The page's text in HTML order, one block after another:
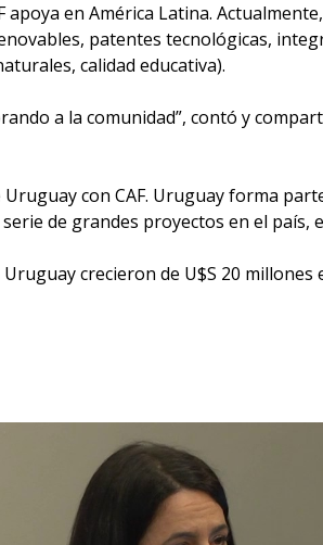
apoya en América Latina.
patentes tecnológicas,
calidad educativa).
a la comunidad”, contó y
con CAF. Uruguay forma
de grandes proyectos en el
crecieron de U$S 20 millones